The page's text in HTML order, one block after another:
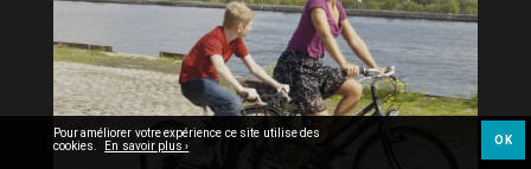
Pour améliorer votre expérience ce site utilise des
cookies. En savoir plus › OK